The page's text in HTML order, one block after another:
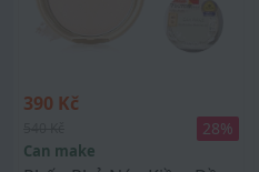
390 Kč
28%
Can make